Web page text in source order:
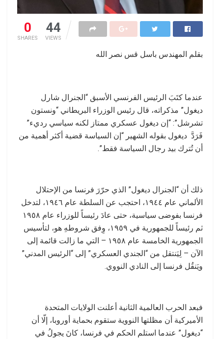
0
SHARES
44
VIEWS
بقلم المهندس باسل قس نصر الله
عندما كتَبَ الرئيس الفرنسي الأسبق “الجنرال شارل
ديغول” مذكراته، قال رئيس الوزراء البريطاني “ونستون
تشرشل”: “إن ديغول عسكري ممتاز لكنه سياسي رديء”
فَرَدَّ ديغول بقوله الشهير “إن السياسة قضية أكثر أهمية من
أن تُترك بيد رجال السياسة فقط”.
ذلك أن “الجنرال ديغول” الذي حرّرَ فرنسا من الإحتلال
الألماني عام ١٩٤٤، احتجب عن السلطة عام ١٩٤٦، لتدخل
فرنسا بفوضى سياسية، حتى عادَ رئيساً للوزراء عام ١٩٥٨
ثم رئيساً للجمهورية في ١٩٥٩، وِفق شروطهِ هو، لتأسيس
الجمهورية الخامسة عام ١٩٥٨ – التي ما زالت قائمة إلى
الآن – لِيَنتقل من “الجندي العسكري” إلى “الرئيس المدني”
ويَنقُل فرنسا إلى النادي النووي.
فبعد الحرب العالمية الثانية أعلنت الولايات المتحدة
الأميركية أن مظلتها النووية ستقوم بحماية أوروبا، إلّا أن
“ديغول” عندما استلم الحكم في فرنسا، كانَ يجولُ في